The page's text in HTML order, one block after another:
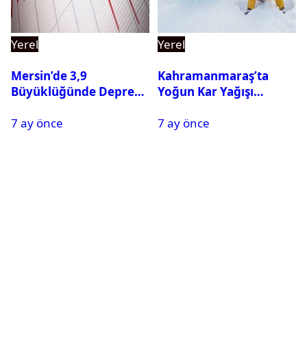
Yerel
Mersin’de 3,9
Büyüklüğünde Deprem
7 ay önce
Yerel
Kahramanmaraş’ta
Yoğun Kar Yağışı
Tatil
7 ay önce